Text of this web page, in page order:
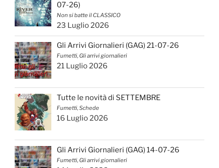
07-26)
Non si batte il CLASSICO
23 Luglio 2026
Gli Arrivi Giornalieri (GAG) 21-07-26
Fumetti, Gli arrivi giornalieri
21 Luglio 2026
Tutte le novità di SETTEMBRE
Fumetti, Schede
16 Luglio 2026
Gli Arrivi Giornalieri (GAG) 14-07-26
Fumetti, Gli arrivi giornalieri